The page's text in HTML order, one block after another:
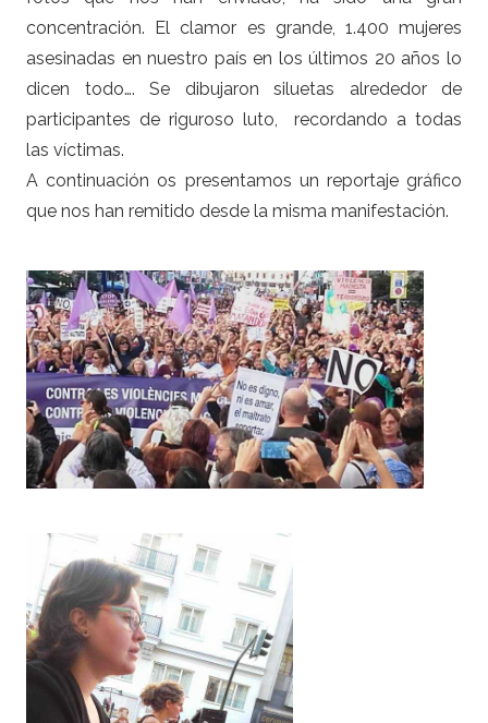
concentración. El clamor es grande, 1.400 mujeres
asesinadas en nuestro país en los últimos 20 años lo
dicen todo…. Se dibujaron siluetas alrededor de
participantes de riguroso luto, recordando a todas
las víctimas.
A continuación os presentamos un reportaje gráfico
que nos han remitido desde la misma manifestación.